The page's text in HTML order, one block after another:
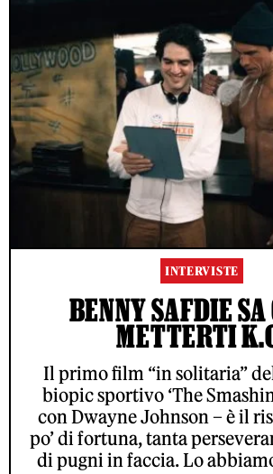
INTERVISTE
BENNY SAFDIE SA
METTERTI
Il primo film “in solitaria”
biopic sportivo ‘The
con Dwayne Johnson – è il
po’ di fortuna, tanta
di pugni in faccia. Lo